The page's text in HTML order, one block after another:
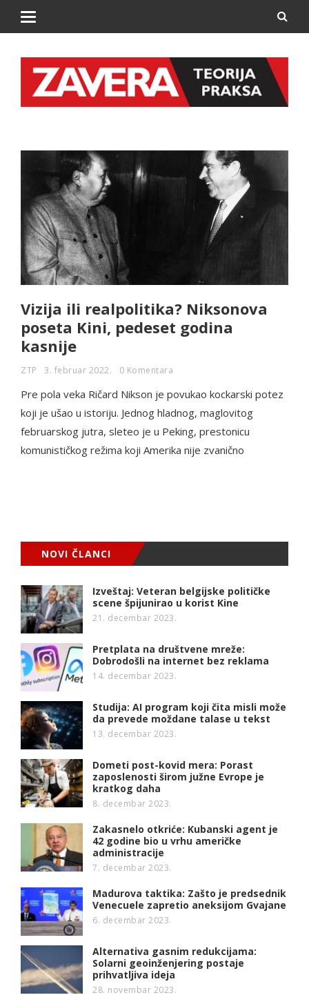
Vizija ili realpolitika? Niksonova
poseta Kini, pedeset godina
kasnije
ZTP 3. februar 2022. 0 Komentara
Pre pola veka Ričard Nikson je povukao kockarski potez
koji je ušao u istoriju. Jednog hladnog, maglovitog
februarskog jutra, sleteo je u Peking, prestonicu
komunističkog režima koji Amerika nije zvanično
NOVI ČLANCI
Izveštaj: Veteran belgijske političke
scene špijunirao u korist Kine
21. decembar 2023.
Pretplata na društvene mreže:
Dobrodošli na internet bez reklama
14. decembar 2023.
Studija: AI program koji čita misli može
da prevede moždane talase u tekst
13. decembar 2023.
Dometi post-kovid mera: Porast
zaposlenosti širom južne Evrope je
kratkog daha
8. decembar 2023.
Zakasnelo otkriće: Kubanski agent je
42 godine bio u vrhu američke
administracije
7. decembar 2023.
Madurova taktika: Zašto je predsednik
Venecuele zapretio aneksijom Gvajane
6. decembar 2023.
Alternativa gasnim redukcijama:
Solarni geoinženjering postaje
prihvatljiva ideja
28. novembar 2023.